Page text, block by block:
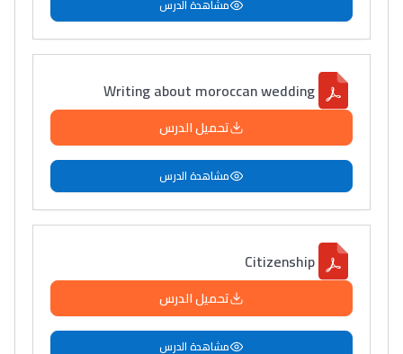
سامورا
بطلة المغرب فالقفز
الطولي، ملاك البردع
كتحكي على تجربتها
فالرّياضة و الدّراسة
مشاهدة الدرس
Writing about moroccan wedding
تحميل الدرس
مشاهدة الدرس
Citizenship
تحميل الدرس
مشاهدة الدرس